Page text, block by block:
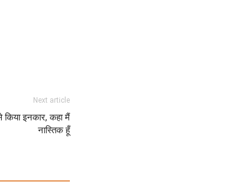
Next article
किया इनकार, कहा मैं
नास्तिक हूँ